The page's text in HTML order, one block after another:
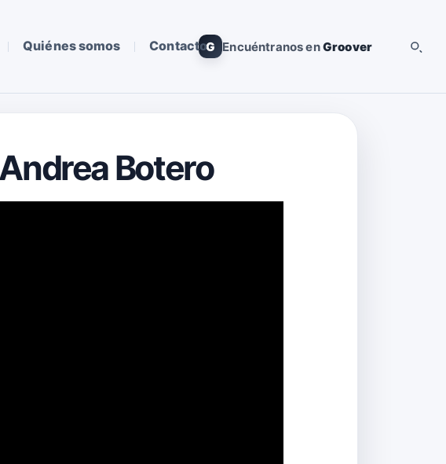
Quiénes somos ContactoG Encuéntranos enGroover
Botero